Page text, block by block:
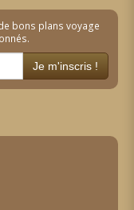
bons plans voyage
Je m'inscris !